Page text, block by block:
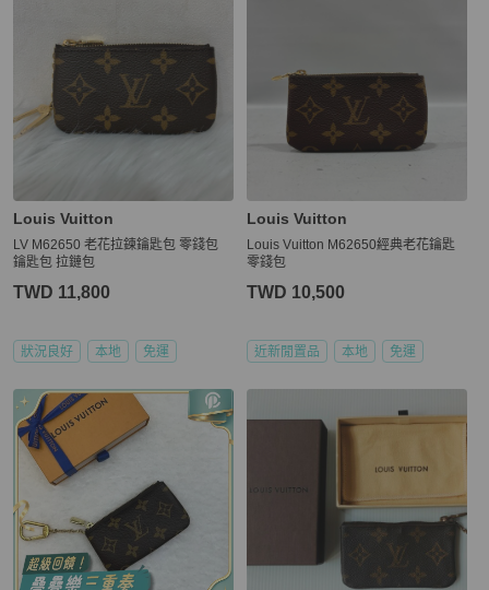
Louis Vuitton
LV M62650 老花拉鍊鑰匙包 零錢包
鑰匙包 拉鏈包
TWD 11,800
狀況良好 本地 免運
Louis Vuitton
Louis Vuitton M62650經典老花鑰匙
零錢包
TWD 10,500
近新閒置品 本地 免運